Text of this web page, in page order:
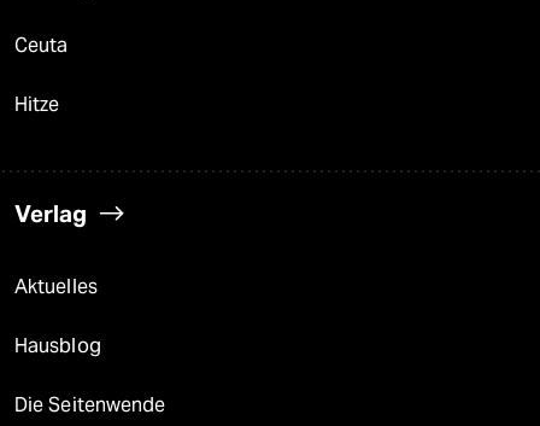
Ceuta
Hitze
Verlag
Aktuelles
Hausblog
Die Seitenwende